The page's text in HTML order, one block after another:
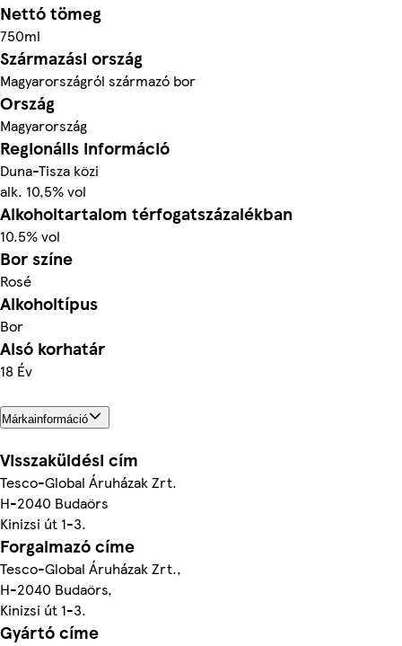
Nettó tömeg
750ml
Származási ország
Magyarországról származó bor
Ország
Magyarország
Regionális információ
Duna-Tisza közi
alk. 10,5% vol
Alkoholtartalom térfogatszázalékban
10.5% vol
Bor színe
Rosé
Alkoholtípus
Bor
Alsó korhatár
18 Év
Márkainformáció
Visszaküldési cím
Tesco-Global Áruházak Zrt.
H-2040 Budaörs
Kinizsi út 1-3.
Forgalmazó címe
Tesco-Global Áruházak Zrt.,
H-2040 Budaörs,
Kinizsi út 1-3.
Gyártó címe